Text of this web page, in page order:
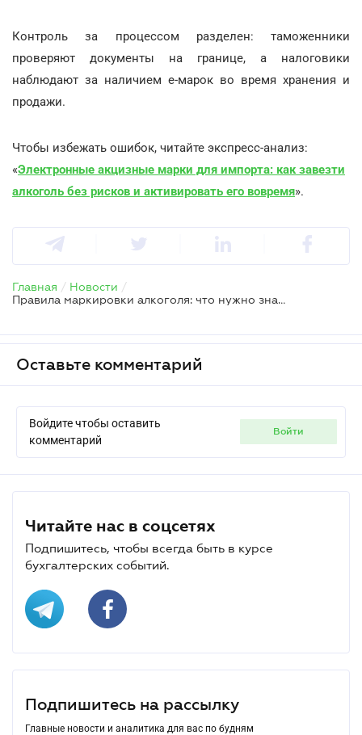
Контроль за процессом разделен: таможенники
проверяют документы на границе, а налоговики
наблюдают за наличием е-марок во время хранения и
продажи.
Чтобы избежать ошибок, читайте экспресс-анализ:
«Электронные акцизные марки для импорта: как завезти
алкоголь без рисков и активировать его вовремя».
Главная / Новости /
Правила маркировки алкоголя: что нужно знать импортерам
Оставьте комментарий
Войдите чтобы оставить
комментарий
войти
Читайте нас в соцсетях
Подпишитесь, чтобы всегда быть в курсе
бухгалтерских событий.
Подпишитесь на рассылку
Главные новости и аналитика для вас по будням